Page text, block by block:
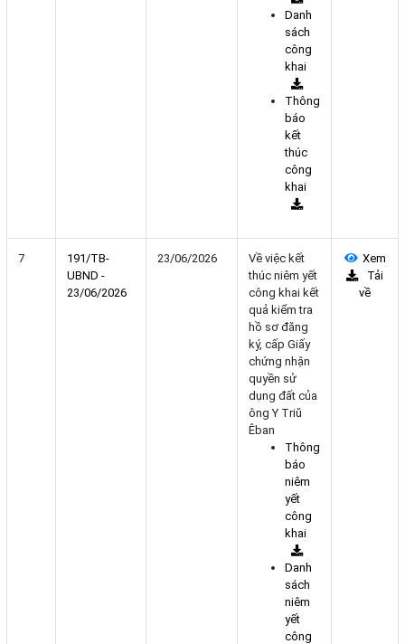
Danh
sách
công
khai
Thông
báo
kết
thúc
công
khai
7
191/TB-
UBND -
23/06/2026
23/06/2026
Về việc kết
thúc niêm yết
công khai kết
quả kiểm tra
hồ sơ đăng
ký, cấp Giấy
chứng nhận
quyền sử
dụng đất của
ông Y Triŭ
Êban
Thông
báo
niêm
yết
công
khai
Danh
sách
niêm
yết
công
Xem
Tải
về